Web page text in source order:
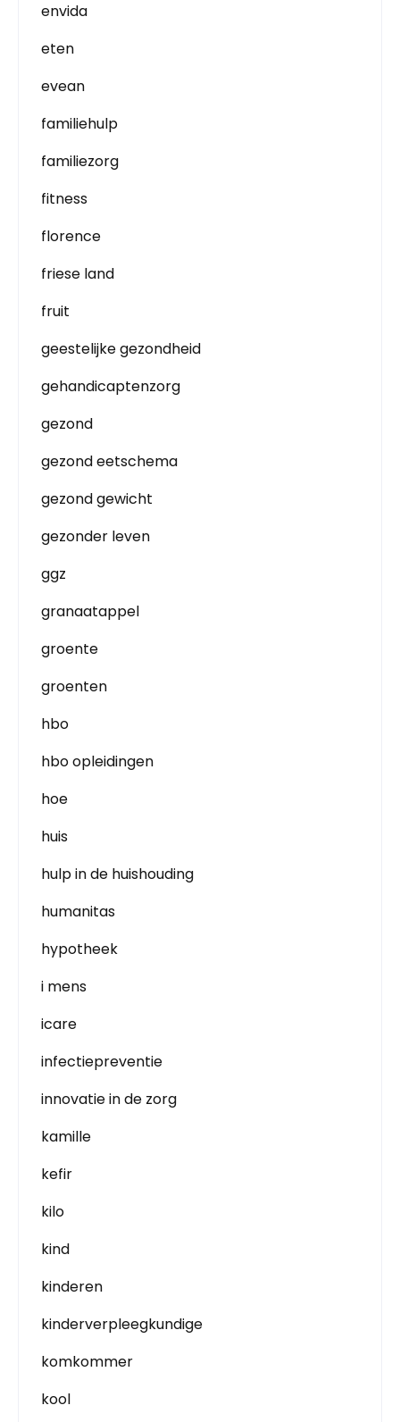
envida
eten
evean
familiehulp
familiezorg
fitness
florence
friese land
fruit
geestelijke gezondheid
gehandicaptenzorg
gezond
gezond eetschema
gezond gewicht
gezonder leven
ggz
granaatappel
groente
groenten
hbo
hbo opleidingen
hoe
huis
hulp in de huishouding
humanitas
hypotheek
i mens
icare
infectiepreventie
innovatie in de zorg
kamille
kefir
kilo
kind
kinderen
kinderverpleegkundige
komkommer
kool